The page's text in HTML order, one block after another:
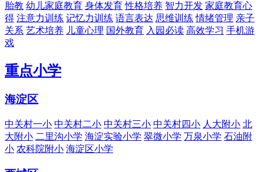
胎教 幼儿家庭教育 身体发育 性格培养 智力开发 家庭教育心
得 注意力训练 记忆力训练 语言表达 思维训练 情绪管理 亲子
关系 艺术培养 儿童心理 国外教育 入园必读 高效学习 手机游
戏
重点小学
海淀区
中关村一小 中关村二小 中关村三小 中关村四小 人大附小 北
大附小 二里沟小学 海淀实验小学 翠微小学 万泉小学 石油附
小 农科院附小 海淀区小学